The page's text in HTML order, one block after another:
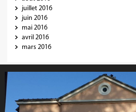
juillet 2016
juin 2016
mai 2016
avril 2016
mars 2016